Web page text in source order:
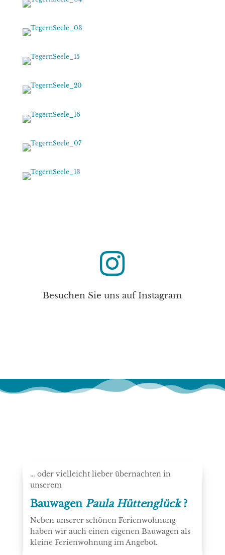

Besuchen Sie uns auf Instagram
… oder vielleicht lieber übernachten in
unserem
Bauwagen Paula Hüttenglück?
Neben unserer schönen Ferienwohnung
haben wir auch einen eigenen Bauwagen als
kleine Ferienwohnung im Angebot.